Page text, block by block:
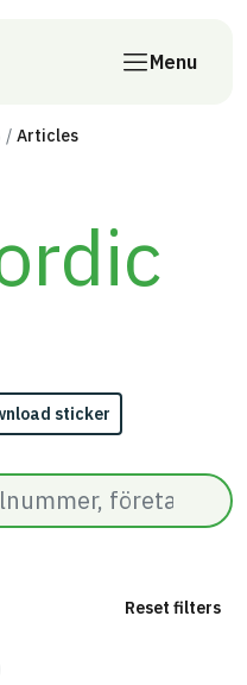
Menu
Articles
sticker
Reset filters